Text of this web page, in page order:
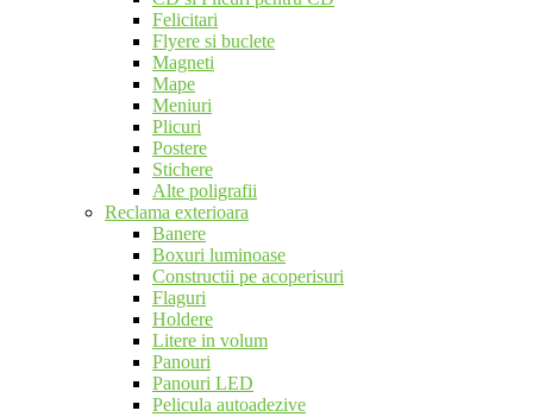
Felicitari
Flyere si buclete
Magneti
Mape
Meniuri
Plicuri
Postere
Stichere
Alte poligrafii
Reclama exterioara
Banere
Boxuri luminoase
Constructii pe acoperisuri
Flaguri
Holdere
Litere in volum
Panouri
Panouri LED
Pelicula autoadezive